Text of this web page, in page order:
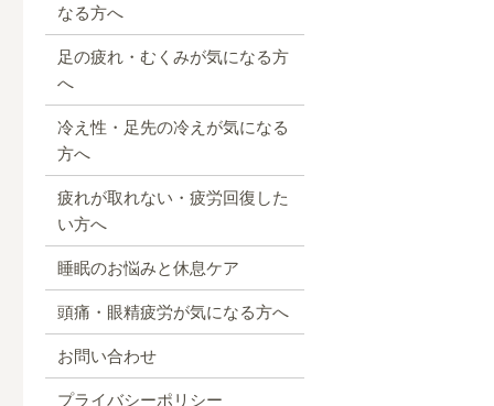
なる方へ
足の疲れ・むくみが気になる方
へ
冷え性・足先の冷えが気になる
方へ
疲れが取れない・疲労回復した
い方へ
睡眠のお悩みと休息ケア
頭痛・眼精疲労が気になる方へ
お問い合わせ
プライバシーポリシー